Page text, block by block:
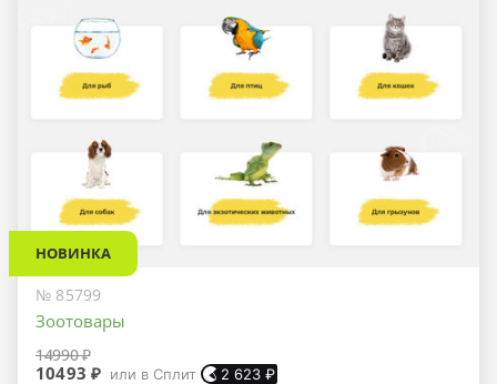
НОВИНКА
№ 85799
Зоотовары
14990 ₽
10493 ₽ или в Сплит 2 623 ₽